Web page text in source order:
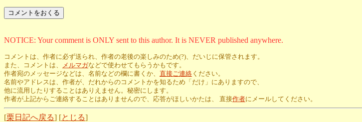
NOTICE: Your comment is ONLY sent to this author. It is NEVER published anywhere.
コメントは、作者に必ず送られ、作者の老後の楽しみのため(?)、だいじに保管されます。
また、コメントは、
メルマガなどで使わせてもらうかもです。
作者宛のメッセージなどは、名前などの欄に書くか、 直接ご連絡 ください。
名前やアドレスは、作者が、だれからのコメントかを知るため「だけ」にありますので、
他に流用したりすることはありえません。秘密にします。
作者が上記からご連絡することはありませんので、応答がほしいかたは、 直接作者にメールしてください。
[栗日記へ戻る] [とじる]